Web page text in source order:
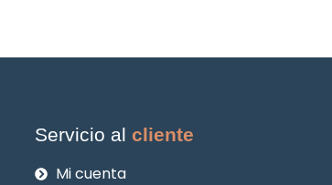
Servicio alcliente
Mi cuenta